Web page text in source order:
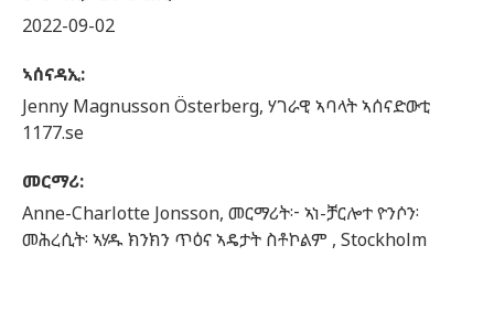
2022-09-02
ኣሰናዳኢ:
Jenny Magnusson Österberg, ሃገራዊ ኣባላት ኣሰናድውቲ
1177.se
መርማሪ:
Anne-Charlotte Jonsson, መርማሪት፦ ኣነ-ቻርሎተ ዮንሶን፡
መሕረሲት፡ ኣሃዱ ክንክን ጥዕና ኣዴታት ስቶኮልም , Stockholm